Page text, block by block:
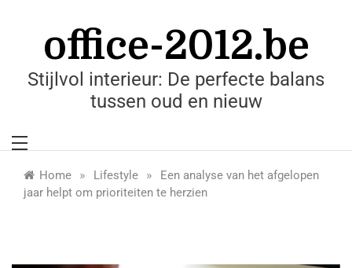
office-2012.be
Stijlvol interieur: De perfecte balans
tussen oud en nieuw
Home » Lifestyle »
Een analyse van het afgelopen
jaar helpt om prioriteiten te herzien